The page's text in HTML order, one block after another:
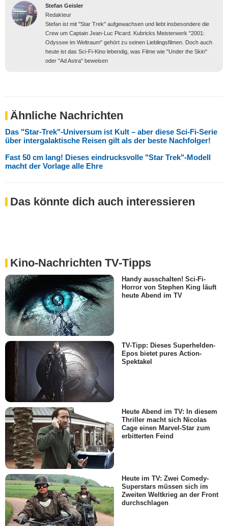
Stefan Geisler
Redakteur
Stefan ist mit "Star Trek" aufgewachsen und liebt insbesondere die
Crew um Captain Jean-Luc Picard. Kubricks Meisterwerk "2001:
Odyssee im Weltraum" gehört zu seinen Lieblingsfilmen. Doch auch
heute ist das Sci-Fi-Kino lebendig, was Filme wie "Under the Skin"
oder "Ad Astra" beweisen
Ähnliche Nachrichten
Das "Star-Trek"-Universum ist Kult – aber diese Sci-Fi-Serie
über intergalaktische Reisen gilt als der beste Nachfolger!
Fast 50 cm lang! Dieses eindrucksvolle "Star Trek"-Modell
macht der Vorlage alle Ehre
Das könnte dich auch interessieren
Kino-Nachrichten TV-Tipps
Handy ausschalten! Sci-Fi-
Horror von Stephen King läuft
heute Abend im TV
TV-Tipp: Dieses Superhelden-
Epos bietet pures Action-
Spektakel
Heute Abend im TV: In diesem
Thriller macht sich Nicolas
Cage einen Marvel-Star zum
erbitterten Feind
Heute im TV: Zwei Comedy-
Superstars müssen sich im
Zweiten Weltkrieg an der Front
durchschlagen